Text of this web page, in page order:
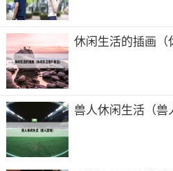
不想去上学了。
4、假期结束不想开学的幽默说
子都是好孩子，证明他们在学校
像妓女一样给钱就能上。
休闲生活的插画（
兽人休闲生活（兽